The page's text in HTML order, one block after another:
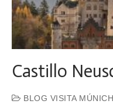
Castillo
BLOG VISITA MÚNICH